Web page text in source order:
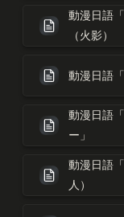
動漫日語
（火影）
動漫日語
動漫日語
ー」
動漫日語
人）